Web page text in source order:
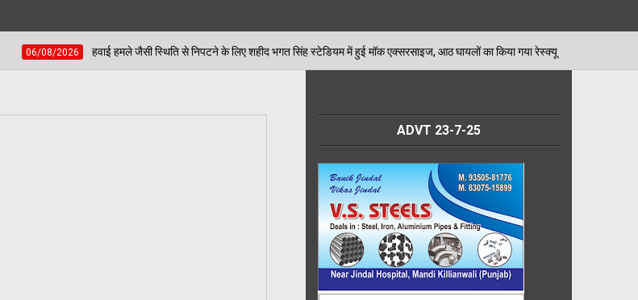
हवाई हमले जैसी स्थिति से निपटने के लिए शहीद भगत सिंह स्टेडियम में हुई मॉक एक्सरसाइज, आठ घायलों का किया गया रेस्क्यू 06/08/2026
ADVT 23-7-25